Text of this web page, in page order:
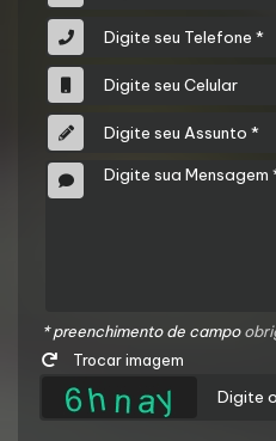
* preenchimento de campo
Trocar imagem